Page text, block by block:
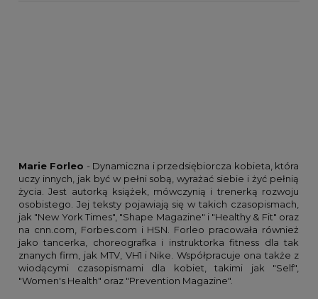
Marie Forleo - Dynamiczna i przedsiębiorcza kobieta, która
uczy innych, jak być w pełni sobą, wyrażać siebie i żyć pełnią
życia. Jest autorką książek, mówczynią i trenerką rozwoju
osobistego. Jej teksty pojawiają się w takich czasopismach,
jak "New York Times", "Shape Magazine" i "Healthy & Fit" oraz
na cnn.com, Forbes.com i HSN. Forleo pracowała również
jako tancerka, choreografka i instruktorka fitness dla tak
znanych firm, jak MTV, VH1 i Nike. Współpracuje ona także z
wiodącymi czasopismami dla kobiet, takimi jak "Self",
"Women's Health" oraz "Prevention Magazine".